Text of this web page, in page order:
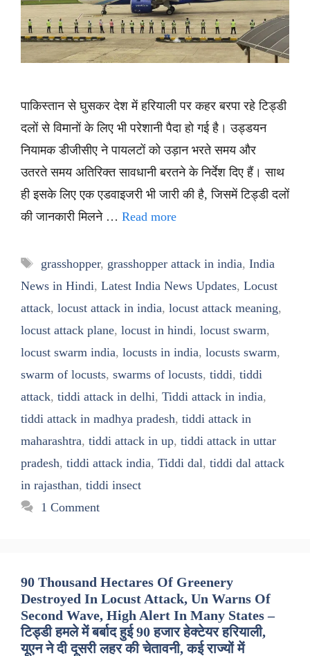
पाकिस्तान से घुसकर देश में हरियाली पर कहर बरपा रहे टिड्डी
दलों से विमानों के लिए भी परेशानी पैदा हो गई है। उड्डयन
नियामक डीजीसीए ने पायलटों को उड़ान भरते समय और
उतरते समय अतिरिक्त सावधानी बरतने के निर्देश दिए हैं। साथ
ही इसके लिए एक एडवाइजरी भी जारी की है, जिसमें टिड्डी दलों
की जानकारी मिलने … Read more
Tags
grasshopper, grasshopper attack in india, India
News in Hindi, Latest India News Updates, Locust
attack, locust attack in india, locust attack meaning,
locust attack plane, locust in hindi, locust swarm,
locust swarm india, locusts in india, locusts swarm,
swarm of locusts, swarms of locusts, tiddi, tiddi
attack, tiddi attack in delhi, Tiddi attack in india,
tiddi attack in madhya pradesh, tiddi attack in
maharashtra, tiddi attack in up, tiddi attack in uttar
pradesh, tiddi attack india, Tiddi dal, tiddi dal attack
in rajasthan, tiddi insect
1 Comment
90 Thousand Hectares Of Greenery
Destroyed In Locust Attack, Un Warns Of
Second Wave, High Alert In Many States –
टिड्डी हमले में बर्बाद हुई 90 हजार हेक्टेयर हरियाली,
यूएन ने दी दूसरी लहर की चेतावनी, कई राज्यों में